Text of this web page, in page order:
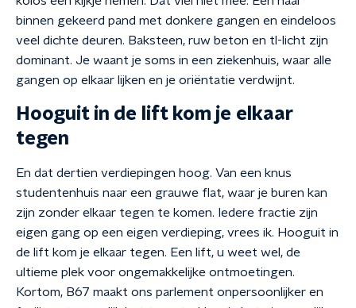
binnen gekeerd pand met donkere gangen en eindeloos
veel dichte deuren. Baksteen, ruw beton en tl-licht zijn
dominant. Je waant je soms in een ziekenhuis, waar alle
gangen op elkaar lijken en je oriëntatie verdwijnt.
Hooguit in de lift kom je elkaar
tegen
En dat dertien verdiepingen hoog. Van een knus
studentenhuis naar een grauwe flat, waar je buren kan
zijn zonder elkaar tegen te komen. Iedere fractie zijn
eigen gang op een eigen verdieping, vrees ik. Hooguit in
de lift kom je elkaar tegen. Een lift, u weet wel, de
ultieme plek voor ongemakkelijke ontmoetingen.
Kortom, B67 maakt ons parlement onpersoonlijker en